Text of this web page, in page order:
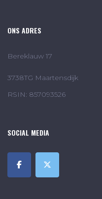
ONS ADRES
Bereklauw 17
3738TG Maartensdijk
RSIN: 857093526
SOCIAL MEDIA